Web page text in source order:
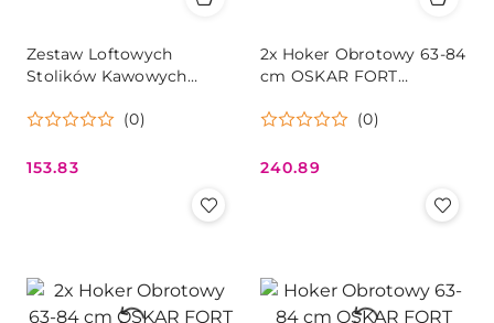
Zestaw Loftowych
Stolików Kawowych
Rustykalny (0)
Cena:
153.83
2x Hoker Obrotowy 63-84
cm OSKAR FORT
(0)
Cena:
240.89